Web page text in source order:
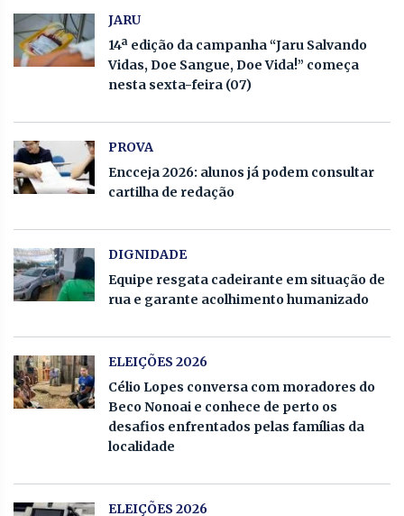
JARU
14ª edição da campanha “Jaru Salvando
Vidas, Doe Sangue, Doe Vida!” começa
nesta sexta-feira (07)
PROVA
Encceja 2026: alunos já podem consultar
cartilha de redação
DIGNIDADE
Equipe resgata cadeirante em situação de
rua e garante acolhimento humanizado
ELEIÇÕES 2026
Célio Lopes conversa com moradores do
Beco Nonoai e conhece de perto os
desafios enfrentados pelas famílias da
localidade
ELEIÇÕES 2026